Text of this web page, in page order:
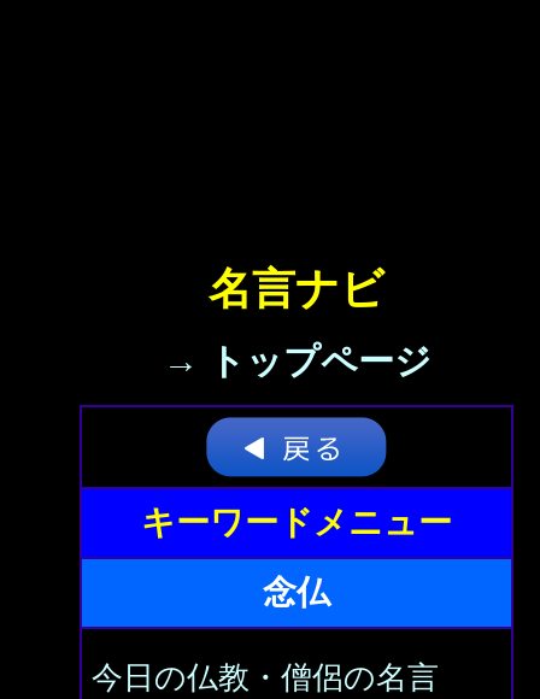
名言ナビ
→ トップページ
キーワードメニュー
念仏
今日の仏教・僧侶の名言